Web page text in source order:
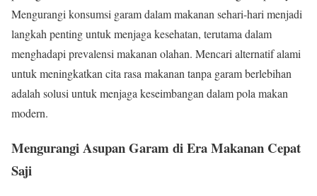
Mengurangi konsumsi garam dalam makanan sehari-hari menjadi
langkah penting untuk menjaga kesehatan, terutama dalam
menghadapi prevalensi makanan olahan. Mencari alternatif alami
untuk meningkatkan cita rasa makanan tanpa garam berlebihan
adalah solusi untuk menjaga keseimbangan dalam pola makan
modern.
Mengurangi Asupan Garam di Era Makanan Cepat
Saji